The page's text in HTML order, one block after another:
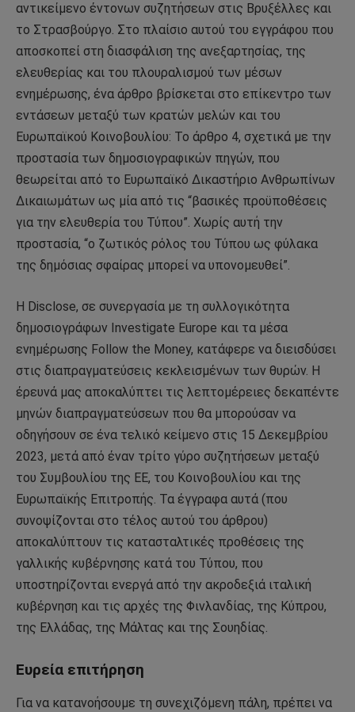
αντικείμενο έντονων συζητήσεων στις Βρυξέλλες και
το Στρασβούργο. Στο πλαίσιο αυτού του εγγράφου που
αποσκοπεί στη διασφάλιση της ανεξαρτησίας, της
ελευθερίας και του πλουραλισμού των μέσων
ενημέρωσης, ένα άρθρο βρίσκεται στο επίκεντρο των
εντάσεων μεταξύ των κρατών μελών και του
Ευρωπαϊκού Κοινοβουλίου: Το άρθρο 4, σχετικά με την
προστασία των δημοσιογραφικών πηγών, που
θεωρείται από το Ευρωπαϊκό Δικαστήριο Ανθρωπίνων
Δικαιωμάτων ως μία από τις “βασικές προϋποθέσεις
για την ελευθερία του Τύπου”. Χωρίς αυτή την
προστασία, “ο ζωτικός ρόλος του Τύπου ως φύλακα
της δημόσιας σφαίρας μπορεί να υπονομευθεί”.
Η Disclose, σε συνεργασία με τη συλλογικότητα
δημοσιογράφων Investigate Europe και τα μέσα
ενημέρωσης Follow the Money, κατάφερε να διεισδύσει
στις διαπραγματεύσεις κεκλεισμένων των θυρών. Η
έρευνά μας αποκαλύπτει τις λεπτομέρειες δεκαπέντε
μηνών διαπραγματεύσεων που θα μπορούσαν να
οδηγήσουν σε ένα τελικό κείμενο στις 15 Δεκεμβρίου
2023, μετά από έναν τρίτο γύρο συζητήσεων μεταξύ
του Συμβουλίου της ΕΕ, του Κοινοβουλίου και της
Ευρωπαϊκής Επιτροπής. Τα έγγραφα αυτά (που
συνοψίζονται στο τέλος αυτού του άρθρου)
αποκαλύπτουν τις κατασταλτικές προθέσεις της
γαλλικής κυβέρνησης κατά του Τύπου, που
υποστηρίζονται ενεργά από την ακροδεξιά ιταλική
κυβέρνηση και τις αρχές της Φινλανδίας, της Κύπρου,
της Ελλάδας, της Μάλτας και της Σουηδίας.
Ευρεία επιτήρηση
Για να κατανοήσουμε τη συνεχιζόμενη πάλη, πρέπει να